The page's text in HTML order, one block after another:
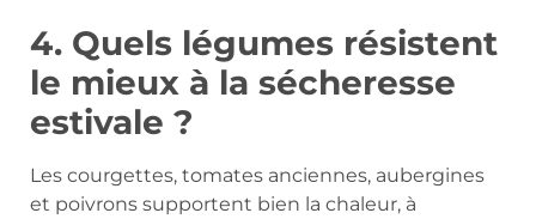
4. Quels légumes résistent
le mieux à la sécheresse
estivale ?
Les courgettes, tomates anciennes, aubergines
et poivrons supportent bien la chaleur, à